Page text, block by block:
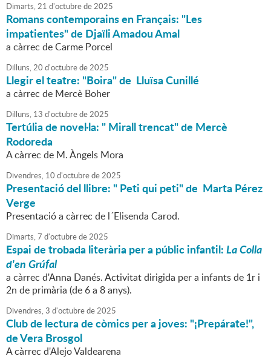
Dimarts,21 d'octubrede2025
Romans contemporains en Français: "Les
impatientes" de Djaïli Amadou Amal
a càrrec de Carme Porcel
Dilluns,20 d'octubrede2025
Llegir el teatre: "Boira" de Lluïsa Cunillé
a càrrec de Mercè Boher
Dilluns, 13 d'octubrede2025
Tertúlia de novel·la: " Mirall trencat" de Mercè
Rodoreda
A càrrec de M. Àngels Mora
Divendres, 10 d'octubrede2025
Presentació del llibre: " Peti qui peti" de Marta Pérez
Verge
Presentació a càrrec de l´Elisenda Carod.
Dimarts,7 d'octubrede2025
Espai de trobada literària per a públic infantil:La Colla
d'en Grúfal
a càrrec d'Anna Danés. Activitat dirigida per a infants de 1r i
2n de primària (de 6 a 8 anys).
Divendres,3 d'octubrede2025
Club de lectura de còmics per a joves: "¡Prepárate!",
de Vera Brosgol
A càrrec d'Alejo Valdearena